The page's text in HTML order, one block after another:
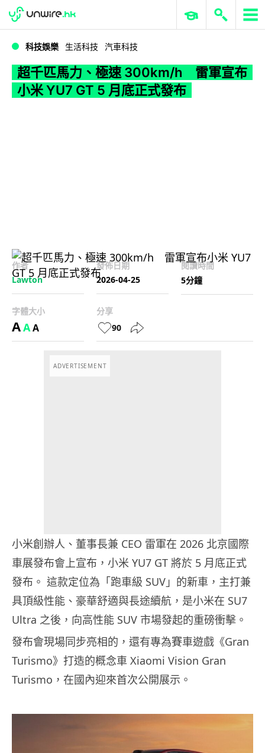
WWDC 2026 ERP 與商業 AI
科技娛樂 生活科技 汽車科技
超千匹馬力、極速 300km/h 雷軍宣布
小米 YU7 GT 5 月底正式發布
作者
Lawton
發佈日期
2026-04-25
閱讀時間
5分鐘
字體大小
AAA
分享
90
ADVERTISEMENT
小米創辦人、董事長兼 CEO 雷軍在 2026 北京國際
車展發布會上宣布，小米 YU7 GT 將於 5 月底正式
發布。 這款定位為「跑車級 SUV」的新車，主打兼
具頂級性能、豪華舒適與長途續航，是小米在 SU7
Ultra 之後，向高性能 SUV 市場發起的重磅衝擊。
發布會現場同步亮相的，還有專為賽車遊戲《Gran
Turismo》打造的概念車 Xiaomi Vision Gran
Turismo，在國內迎來首次公開展示。